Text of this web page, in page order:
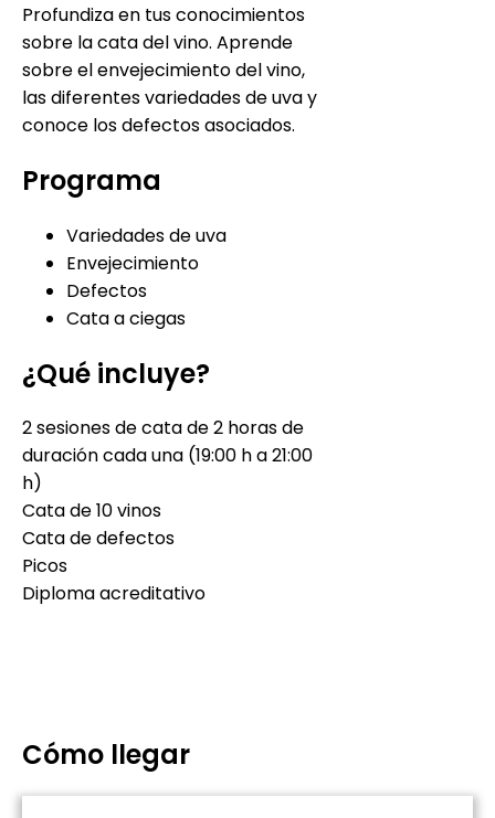
Profundiza en tus conocimientos
sobre la cata del vino. Aprende
sobre el envejecimiento del vino,
las diferentes variedades de uva y
conoce los defectos asociados.
Programa
Variedades de uva
Envejecimiento
Defectos
Cata a ciegas
¿Qué incluye?
2 sesiones de cata de 2 horas de
duración cada una (19:00 h a 21:00
h)
Cata de 10 vinos
Cata de defectos
Picos
Diploma acreditativo
Cómo llegar